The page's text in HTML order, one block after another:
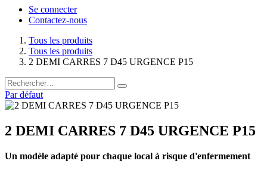
Se connecter
Contactez-nous
Tous les produits
Tous les produits
2 DEMI CARRES 7 D45 URGENCE P15
Par défaut
2 DEMI CARRES 7 D45 URGENCE P15
Un modèle adapté pour chaque local à risque d'enfermement